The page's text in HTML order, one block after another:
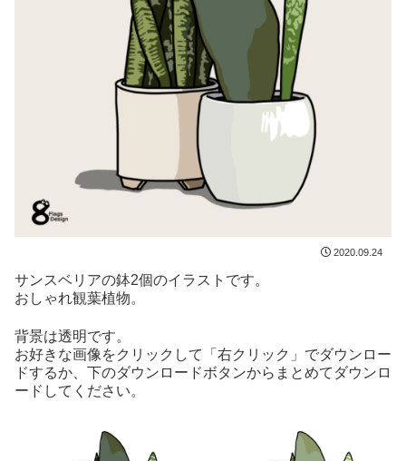
2020.09.24
サンスベリアの鉢2個のイラストです。
おしゃれ観葉植物。
背景は透明です。
お好きな画像をクリックして「右クリック」でダウンロー
ドするか、下のダウンロードボタンからまとめてダウンロ
ードしてください。